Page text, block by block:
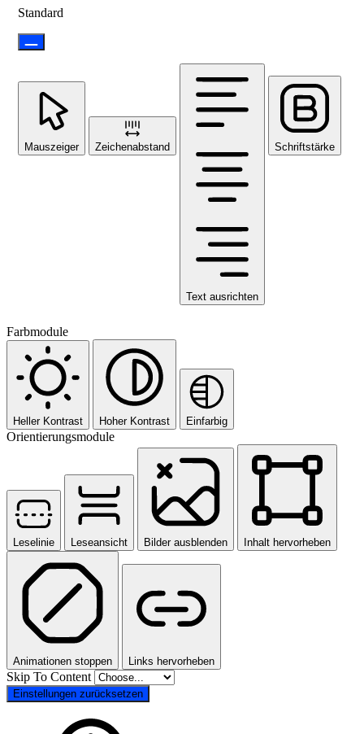
Standard
Mauszeiger Zeichenabstand
Text ausrichten
Schriftstärke
Farbmodule
Heller Kontrast Hoher Kontrast Einfarbig
Orientierungsmodule
Leselinie Leseansicht Bilder ausblenden Inhalt hervorheben
Animationen stoppen Links hervorheben
Skip To Content
Einstellungen zurücksetzen